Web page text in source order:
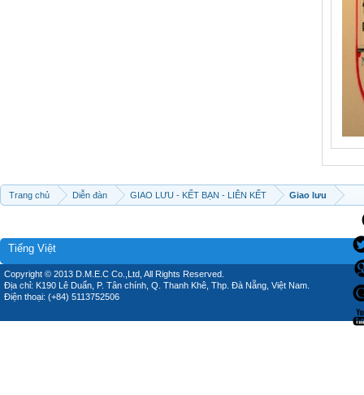
Trang chủ Diễn đàn GIAO LƯU - KẾT BẠN - LIÊN KẾT Giao lưu
Tiếng Việt
Copyright © 2013 D.M.E.C Co.,Ltd, All Rights Reserved.
Địa chỉ: K190 Lê Duẩn, P. Tân chính, Q. Thanh Khê, Thp. Đà Nẵng, Việt Nam.
Điện thoại: (+84) 5113752506